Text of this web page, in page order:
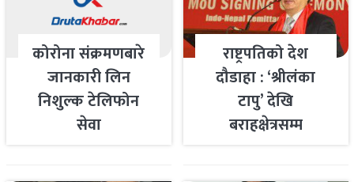
कोरोना संक्रमणबारे
जानकारी लिन
निशुल्क टेलिफोन
सेवा
राष्ट्रपतिको देश
दौडाहा : ‘श्रीलंका
टापु’ देखि
बराहक्षेत्रसम्म